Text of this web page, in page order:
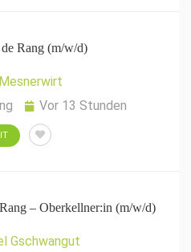
Rang (m/w/d)
Vor 13 Stunden
– Oberkellner:in (m/w/d)
Gschwangut